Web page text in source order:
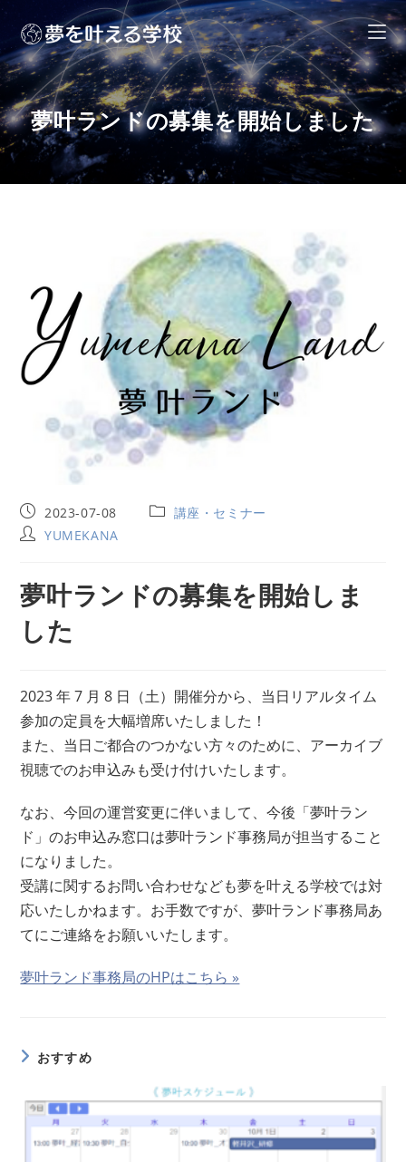
夢叶ランドの募集を開始しました
2023-07-08
講座・セミナー
YUMEKANA
夢叶ランドの募集を開始しま
した
2023 年 7 月 8 日（土）開催分から、当日リアルタイム
参加の定員を大幅増席いたしました！
また、当日ご都合のつかない方々のために、アーカイブ
視聴でのお申込みも受け付けいたします。
なお、今回の運営変更に伴いまして、今後「夢叶ラン
ド」のお申込み窓口は夢叶ランド事務局が担当すること
になりました。
受講に関するお問い合わせなども夢を叶える学校では対
応いたしかねます。お手数ですが、夢叶ランド事務局あ
てにご連絡をお願いいたします。
夢叶ランド事務局のHPはこちら »
おすすめ